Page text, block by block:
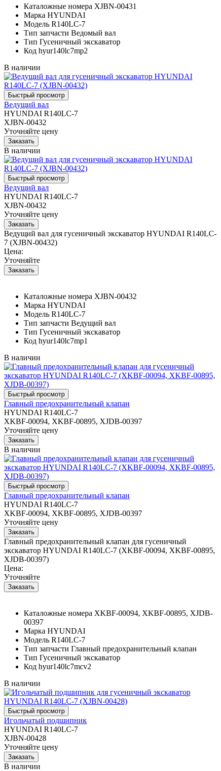
Каталожные номера XJBN-00431
Марка HYUNDAI
Модель R140LC-7
Тип запчасти Ведомый вал
Тип Гусеничный экскаватор
Код hyur140lc7mp2
В наличии
Ведущий вал
HYUNDAI R140LC-7
XJBN-00432
Уточняйте цену
В наличии
Ведущий вал
HYUNDAI R140LC-7
XJBN-00432
Уточняйте цену
Ведущий вал для гусеничный экскаватор HYUNDAI R140LC-
7 (XJBN-00432)
Цена:
Уточняйте
Каталожные номера XJBN-00432
Марка HYUNDAI
Модель R140LC-7
Тип запчасти Ведущий вал
Тип Гусеничный экскаватор
Код hyur140lc7mp1
В наличии
Главный предохранительный клапан
HYUNDAI R140LC-7
XKBF-00094, XKBF-00895, XJDB-00397
Уточняйте цену
В наличии
Главный предохранительный клапан
HYUNDAI R140LC-7
XKBF-00094, XKBF-00895, XJDB-00397
Уточняйте цену
Главный предохранительный клапан для гусеничный
экскаватор HYUNDAI R140LC-7 (XKBF-00094, XKBF-00895,
XJDB-00397)
Цена:
Уточняйте
Каталожные номера XKBF-00094, XKBF-00895, XJDB-
00397
Марка HYUNDAI
Модель R140LC-7
Тип запчасти Главный предохранительный клапан
Тип Гусеничный экскаватор
Код hyur140lc7mcv2
В наличии
Игольчатый подшипник
HYUNDAI R140LC-7
XJBN-00428
Уточняйте цену
В наличии